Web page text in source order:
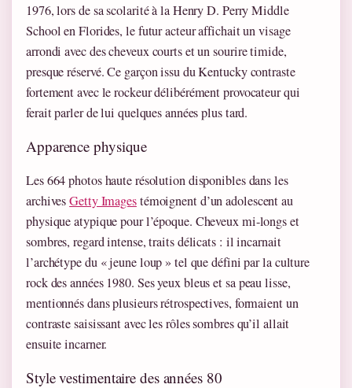
1976, lors de sa scolarité à la Henry D. Perry Middle
School en Florides, le futur acteur affichait un visage
arrondi avec des cheveux courts et un sourire timide,
presque réservé. Ce garçon issu du Kentucky contraste
fortement avec le rockeur délibérément provocateur qui
ferait parler de lui quelques années plus tard.
Apparence physique
Les 664 photos haute résolution disponibles dans les
archivesGetty Imagestémoignent d’un adolescent au
physique atypique pour l’époque. Cheveux mi-longs et
sombres, regard intense, traits délicats : il incarnait
l’archétype du « jeune loup » tel que défini par la culture
rock des années 1980. Ses yeux bleus et sa peau lisse,
mentionnés dans plusieurs rétrospectives, formaient un
contraste saisissant avec les rôles sombres qu’il allait
ensuite incarner.
Style vestimentaire des années 80